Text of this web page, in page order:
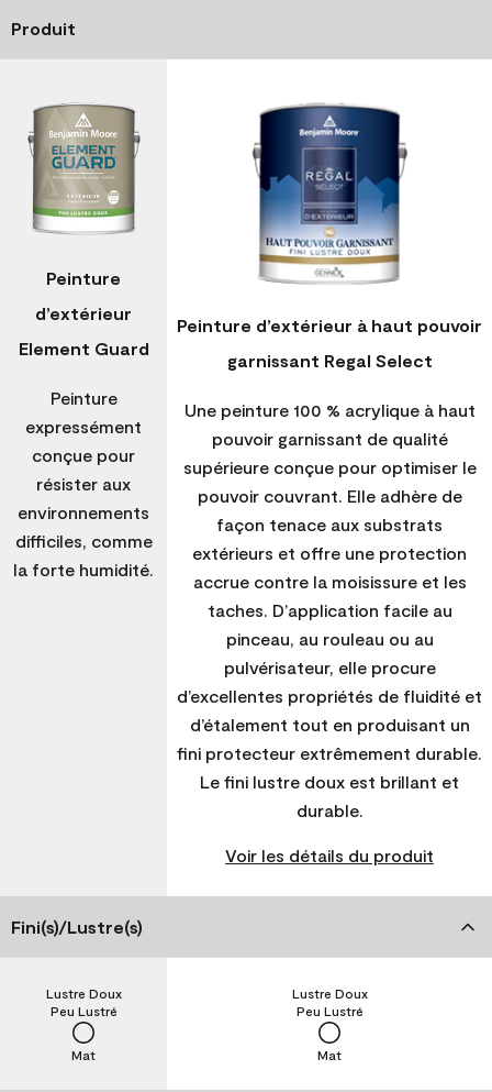
Produit
Peinture
d’extérieur
Element Guard
Peinture
expressément
conçue pour
résister aux
environnements
difficiles, comme
la forte humidité.
Peinture d’extérieur à haut pouvoir
garnissant Regal Select
Une peinture 100 % acrylique à haut
pouvoir garnissant de qualité
supérieure conçue pour optimiser le
pouvoir couvrant. Elle adhère de
façon tenace aux substrats
extérieurs et offre une protection
accrue contre la moisissure et les
taches. D’application facile au
pinceau, au rouleau ou au
pulvérisateur, elle procure
d’excellentes propriétés de fluidité et
d’étalement tout en produisant un
fini protecteur extrêmement durable.
Le fini lustre doux est brillant et
durable.
Voir les détails du produit
Fini(s)/Lustre(s)
Mat
Peu Lustré
Lustre Doux
Mat
Peu Lustré
Lustre Doux